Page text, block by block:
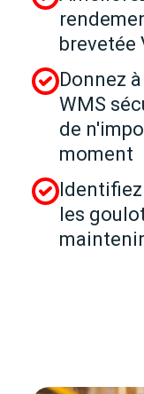
brevetée
Donnez
WMS
de
moment
les